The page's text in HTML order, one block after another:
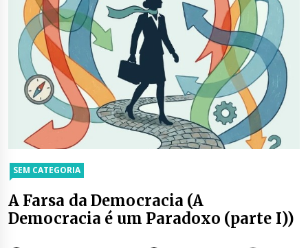
SEM CATEGORIA
A Farsa da Democracia (A
Democracia é um Paradoxo (parte I))